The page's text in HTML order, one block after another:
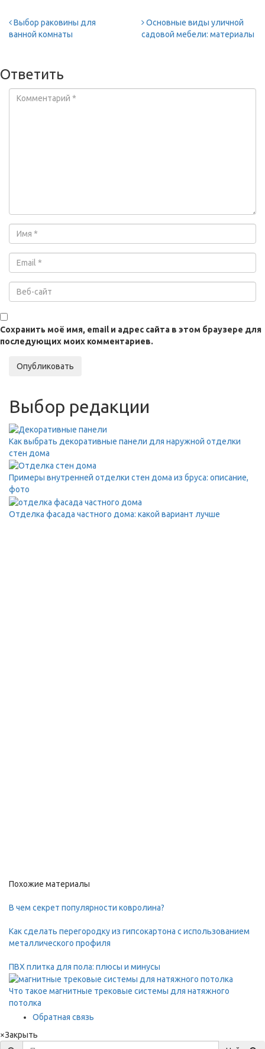
Выбор раковины для
ванной комнаты
Основные виды уличной
садовой мебели: материалы
Ответить
Сохранить моё имя, email и адрес сайта в этом браузере для
последующих моих комментариев.
Опубликовать
Выбор редакции
Как выбрать декоративные панели для наружной отделки
стен дома
Примеры внутренней отделки стен дома из бруса: описание,
фото
Отделка фасада частного дома: какой вариант лучше
Похожие материалы
В чем секрет популярности ковролина?
Как сделать перегородку из гипсокартона с использованием
металлического профиля
ПВХ плитка для пола: плюсы и минусы
Что такое магнитные трековые системы для натяжного
потолка
Обратная связь
×Закрыть